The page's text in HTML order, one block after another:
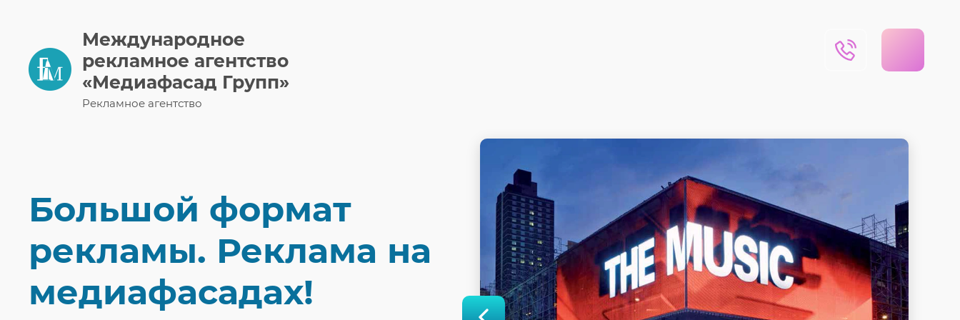
Международное
рекламное агентство
«Медиафасад Групп»
Рекламное агентство
Большой формат
рекламы. Реклама на
медиафасадах!